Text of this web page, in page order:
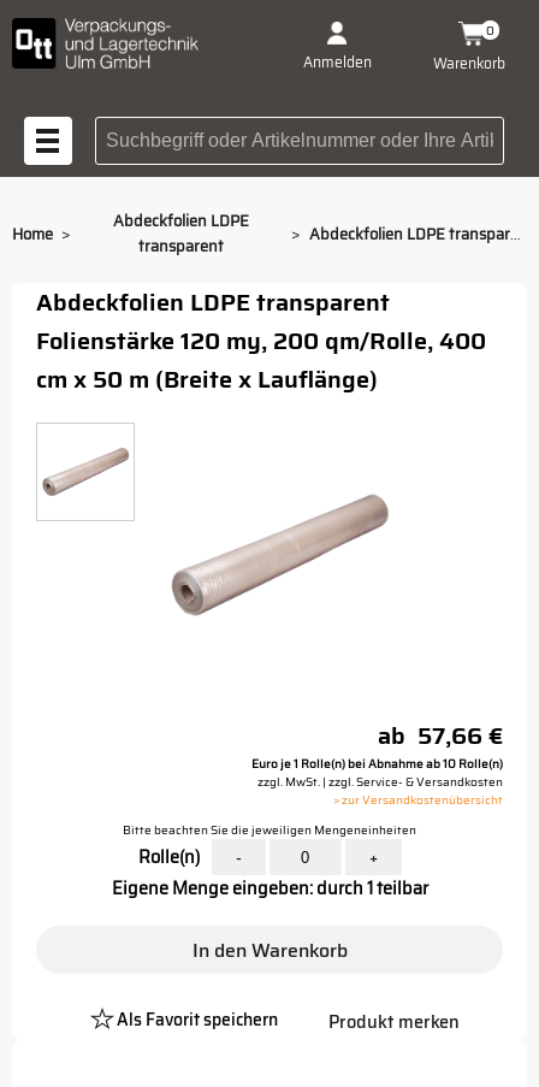
Anmelden Warenkorb
0
Suchbegriff oder
Home >
Abdeckfolien LDPE
transparent
> Abdeckfolien LDPE transparent 400 cm x 50 m 120 my
Abdeckfolien LDPE transparent
Folienstärke 120 my, 200 qm/Rolle, 400
cm x 50 m (Breite x Lauflänge)
ab 57,66 €
Euro je 1 Rolle(n) bei Abnahme ab 10 Rolle(n)
zzgl. MwSt. | zzgl. Service- & Versandkosten
> zur Versandkostenübersicht
Bitte beachten Sie die jeweiligen Mengeneinheiten
Rolle(n) - +
Eigene Menge eingeben: durch 1 teilbar
In den Warenkorb
Als Favorit speichern
Platzhalter
Produkt merken